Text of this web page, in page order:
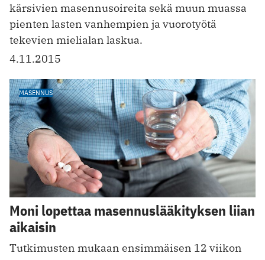
kärsivien masennusoireita sekä muun muassa
pienten lasten vanhempien ja vuorotyötä
tekevien mielialan laskua.
4.11.2015
MASENNUS
Moni lopettaa masennuslääkityksen liian
aikaisin
Tutkimusten mukaan ensimmäisen 12 viikon